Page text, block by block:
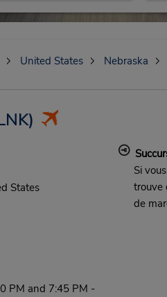
United States Nebraska
States
PM and 7:45 PM -
Si
trouve
de